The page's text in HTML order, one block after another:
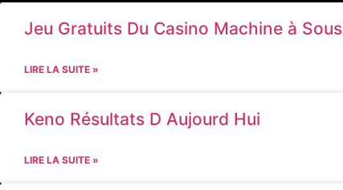
Jeu Gratuits Du Casino Machine à Sous
LIRE LA SUITE »
Keno Résultats D Aujourd Hui
LIRE LA SUITE »